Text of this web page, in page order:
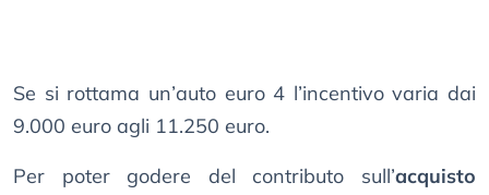
Se si rottama un’auto euro 4 l’incentivo varia dai
9.000 euro agli 11.250 euro.
Per poter godere del contributo sull’acquisto